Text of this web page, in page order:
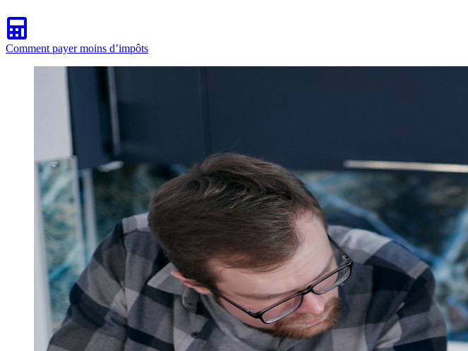
Comment payer moins d’impôts